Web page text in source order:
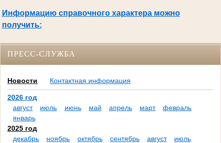
Информацию справочного характера можно
получить:
ПРЕСС-СЛУЖБА
Новости Контактная информация
2026 год
август
июль июнь май апрель март
февраль
январь
2025 год
декабрь
ноябрь октябрь сентябрь август
июль